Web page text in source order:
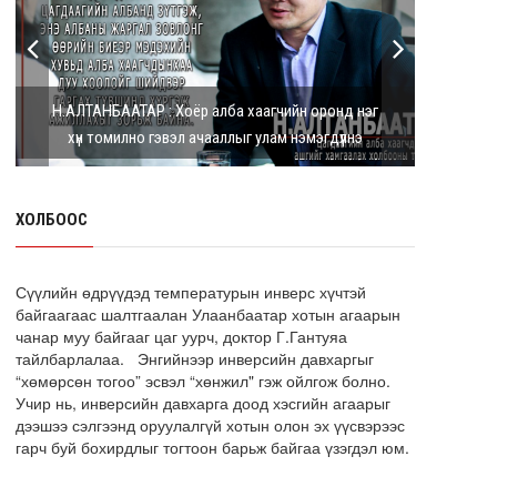
Г.Дамдинням: Шатахууны үнэ дээр
тохиролцох боломжгүй. Одоогоор
олдож байгаа газра...
8 сарын 05, 2026
Э.Батшугар: Монгол Улс нэг эх
үүсвэрээс буюу өндөр чанартай
эмийг, хямд үнээр худ...
оны төсвийн төсөлтэй хамт 2026
АИ-92 автобензин 11 хоног, дизель
түлш 18 хоногийн НӨӨЦТЭЙ БАЙНА
8 сарын 05, 2026
Тэгш, сондгойгоор зааглан
шатахуун олгосноор өдрийн
Н.АЛТАНБААТАР : Хоёр алба хаагчийн оронд нэг
хүн томилно гэвэл ачааллыг улам нэмэгдүүлнэ
ХОЛБООС
Сүүлийн өдрүүдэд температурын инверс хүчтэй
байгаагаас шалтгаалан Улаанбаатар хотын агаарын
чанар муу байгааг цаг уурч, доктор Г.Гантуяа
тайлбарлалаа. Энгийнээр инверсийн давхаргыг
“хөмөрсөн тогоо” эсвэл “хөнжил" гэж ойлгож болно.
Учир нь, инверсийн давхарга доод хэсгийн агаарыг
дээшээ сэлгээнд оруулалгүй хотын олон эх үүсвэрээс
гарч буй бохирдлыг тогтоон барьж байгаа үзэгдэл юм.